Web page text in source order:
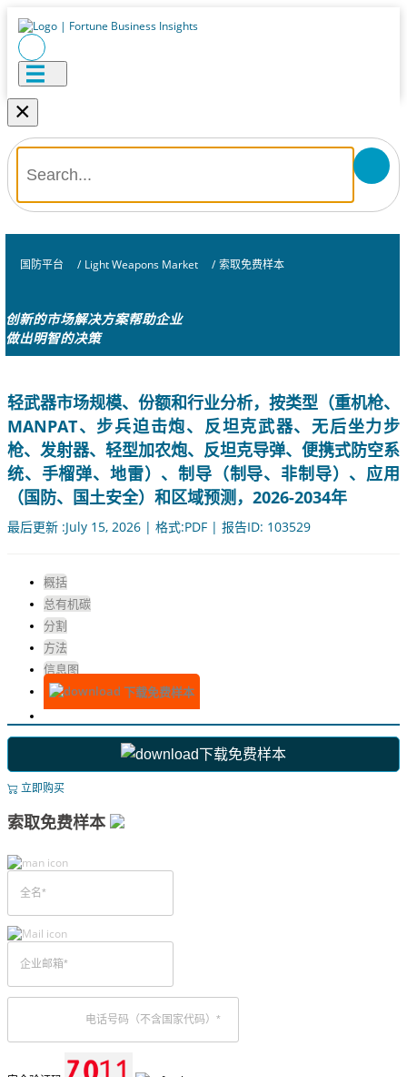
×
国防平台 / Light Weapons Market / 索取免费样本
创新的市场解决方案帮助企业
做出明智的决策
轻武器市场规模、份额和行业分析，按类型（重机枪、
MANPAT、步兵迫击炮、反坦克武器、无后坐力步
枪、发射器、轻型加农炮、反坦克导弹、便携式防空系
统、手榴弹、地雷）、制导（制导、非制导）、应用
（国防、国土安全）和区域预测，2026-2034年
最后更新 :July 15, 2026 | 格式:PDF | 报告ID: 103529
概括
总有机碳
分割
方法
信息图
下载免费样本
下载免费样本
立即购买
索取免费样本